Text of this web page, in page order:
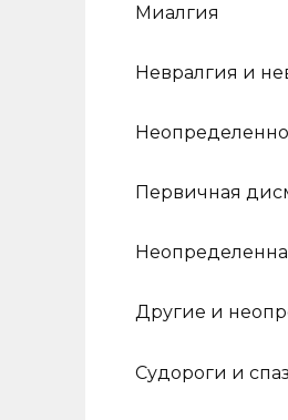
Миалгия
Невралгия и
Первичная
Другие и
Судороги и